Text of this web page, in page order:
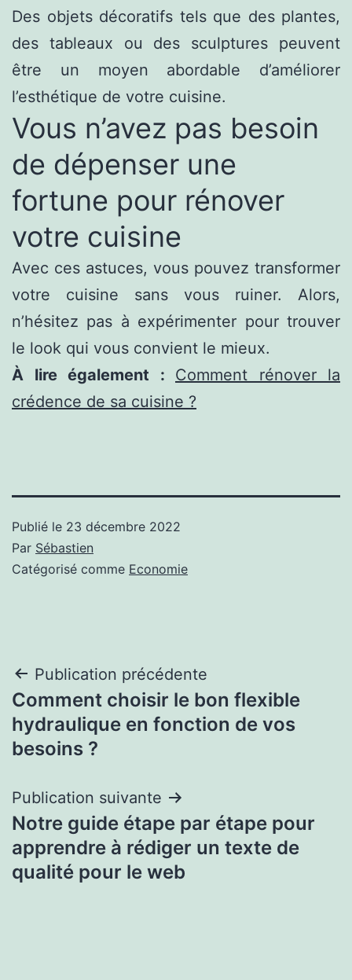
Des objets décoratifs tels que des plantes,
des tableaux ou des sculptures peuvent
être un moyen abordable d’améliorer
l’esthétique de votre cuisine.
Vous n’avez pas besoin
de dépenser une
fortune pour rénover
votre cuisine
Avec ces astuces, vous pouvez transformer
votre cuisine sans vous ruiner. Alors,
n’hésitez pas à expérimenter pour trouver
le look qui vous convient le mieux.
À lire également : Comment rénover la
crédence de sa cuisine ?
Publié le 23 décembre 2022
Par Sébastien
Catégorisé comme Economie
Navigation
de
l’article
Publication précédente
Comment choisir le bon flexible
hydraulique en fonction de vos
besoins ?
Publication suivante
Notre guide étape par étape pour
apprendre à rédiger un texte de
qualité pour le web